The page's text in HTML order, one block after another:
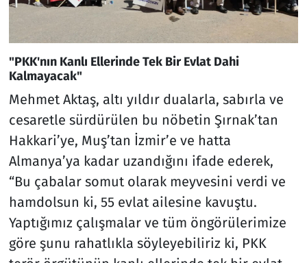
"PKK'nın Kanlı Ellerinde Tek Bir Evlat Dahi
Kalmayacak"
Mehmet Aktaş, altı yıldır dualarla, sabırla ve
cesaretle sürdürülen bu nöbetin Şırnak’tan
Hakkari’ye, Muş’tan İzmir’e ve hatta
Almanya’ya kadar uzandığını ifade ederek,
“Bu çabalar somut olarak meyvesini verdi ve
hamdolsun ki, 55 evlat ailesine kavuştu.
Yaptığımız çalışmalar ve tüm öngörülerimize
göre şunu rahatlıkla söyleyebiliriz ki, PKK